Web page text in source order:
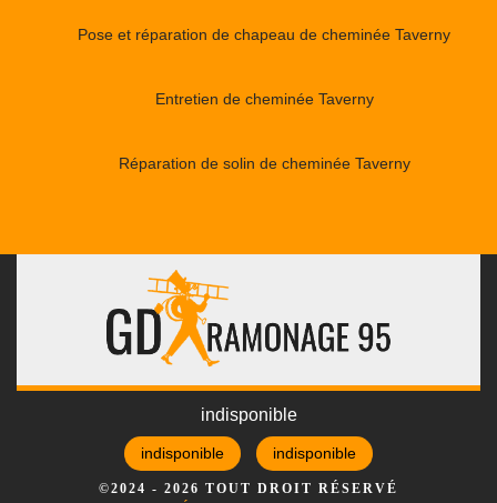
Pose et réparation de chapeau de cheminée Taverny
Entretien de cheminée Taverny
Réparation de solin de cheminée Taverny
indisponible
indisponible indisponible
©2024 - 2026 TOUT DROIT RÉSERVÉ